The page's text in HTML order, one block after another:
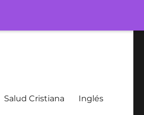
Salud Cristiana Inglés